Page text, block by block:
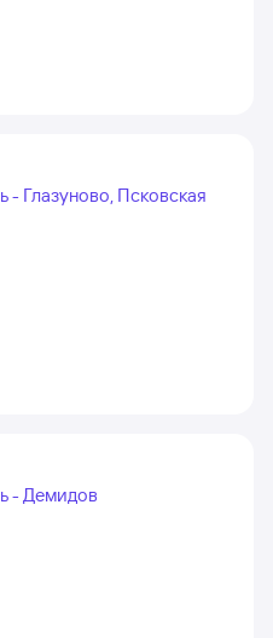
- Глазуново, Псковская
- Демидов